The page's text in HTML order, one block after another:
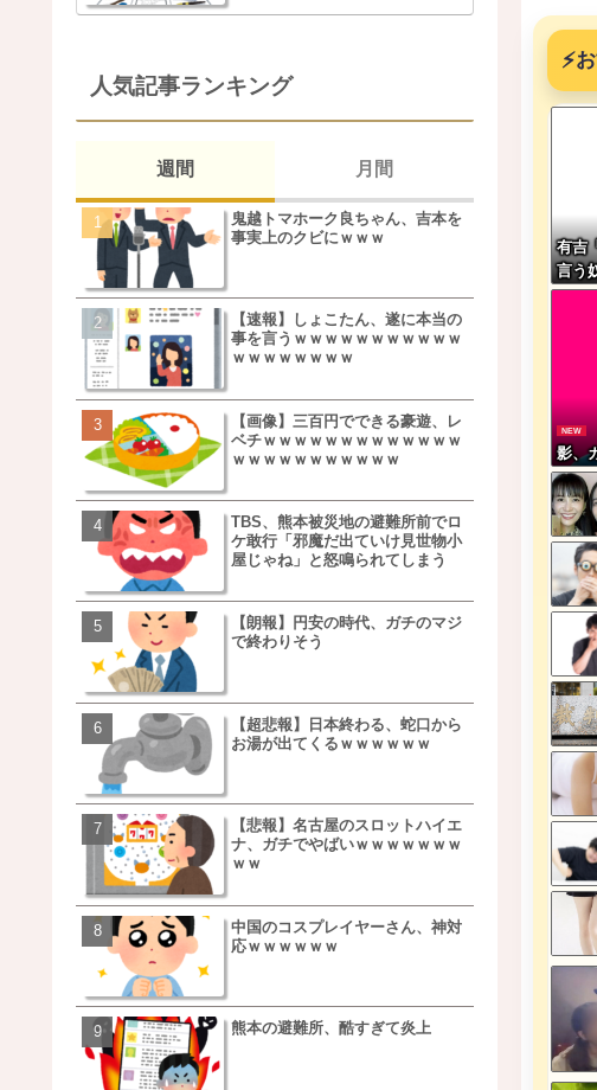
⚡
有吉
言う
『団
NEW
影、
人気記事ランキング
週間
鬼越トマホーク良ちゃん、吉本を
事実上のクビにｗｗｗ
【速報】しょこたん、遂に本当の
事を言うｗｗｗｗｗｗｗｗｗｗｗ
ｗｗｗｗｗｗｗｗ
【画像】三百円でできる豪遊、レ
ベチｗｗｗｗｗｗｗｗｗｗｗｗｗ
ｗｗｗｗｗｗｗｗｗｗｗ
TBS、熊本被災地の避難所前でロ
ケ敢行「邪魔だ出ていけ見世物小
屋じゃね」と怒鳴られてしまう
【朗報】円安の時代、ガチのマジ
で終わりそう
【超悲報】日本終わる、蛇口から
お湯が出てくるｗｗｗｗｗｗ
【悲報】名古屋のスロットハイエ
ナ、ガチでやばいｗｗｗｗｗｗｗ
ｗｗ
中国のコスプレイヤーさん、神対
応ｗｗｗｗｗｗ
熊本の避難所、酷すぎて炎上
月間
松本若菜(42歳)とかいう突然現れ
た美人おばさん女優ｗｗｗｗｗｗ
鬼越トマホーク良ちゃん、吉本を
事実上のクビにｗｗｗ
【画像】キモいオジサンが着てる
服一覧がこちらｗｗｗｗｗｗｗｗ
ｗ
【速報】しょこたん、遂に本当の
事を言うｗｗｗｗｗｗｗｗｗｗｗ
ｗｗｗｗｗｗｗｗ
【朗報】NOギルティ炭酸、登場
【画像】例の梨を5000個失った農
家さん、少し流れが変わってくる
【悲報】日本、ついに駅そばの値
段が限界突破ｗｗｗｗｗｗｗｗｗ
【悲報】すき家、炎上ｗｗｗｗｗ
ｗｗｗｗｗｗｗｗｗｗｗｗｗｗｗ
【画像】三百円でできる豪遊、レ
ベチｗｗｗｗｗｗｗｗｗｗｗｗｗ